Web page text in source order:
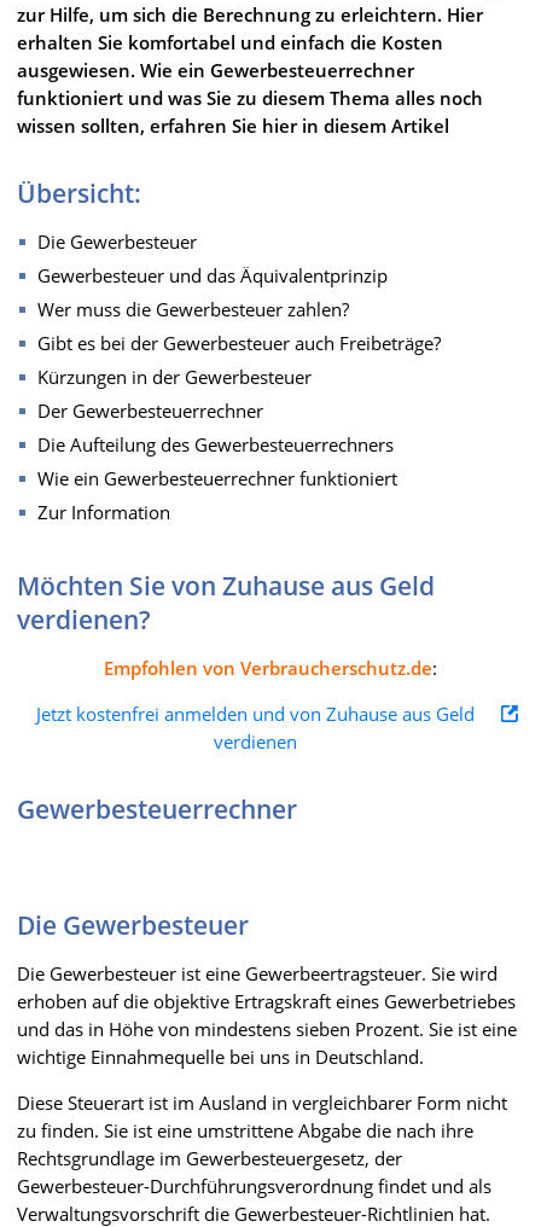
zur Hilfe, um sich die Berechnung zu erleichtern. Hier
erhalten Sie komfortabel und einfach die Kosten
ausgewiesen. Wie ein Gewerbesteuerrechner
funktioniert und was Sie zu diesem Thema alles noch
wissen sollten, erfahren Sie hier in diesem Artikel
Übersicht:
Die Gewerbesteuer
Gewerbesteuer und das Äquivalentprinzip
Wer muss die Gewerbesteuer zahlen?
Gibt es bei der Gewerbesteuer auch Freibeträge?
Kürzungen in der Gewerbesteuer
Der Gewerbesteuerrechner
Die Aufteilung des Gewerbesteuerrechners
Wie ein Gewerbesteuerrechner funktioniert
Zur Information
Möchten Sie von Zuhause aus Geld
verdienen?
Empfohlen von Verbraucherschutz.de:
Jetzt kostenfrei anmelden und von Zuhause aus Geld
verdienen
Gewerbesteuerrechner
Die Gewerbesteuer
Die Gewerbesteuer ist eine Gewerbeertragsteuer. Sie wird
erhoben auf die objektive Ertragskraft eines Gewerbetriebes
und das in Höhe von mindestens sieben Prozent. Sie ist eine
wichtige Einnahmequelle bei uns in Deutschland.
Diese Steuerart ist im Ausland in vergleichbarer Form nicht
zu finden. Sie ist eine umstrittene Abgabe die nach ihre
Rechtsgrundlage im Gewerbesteuergesetz, der
Gewerbesteuer-Durchführungsverordnung findet und als
Verwaltungsvorschrift die Gewerbesteuer-Richtlinien hat.